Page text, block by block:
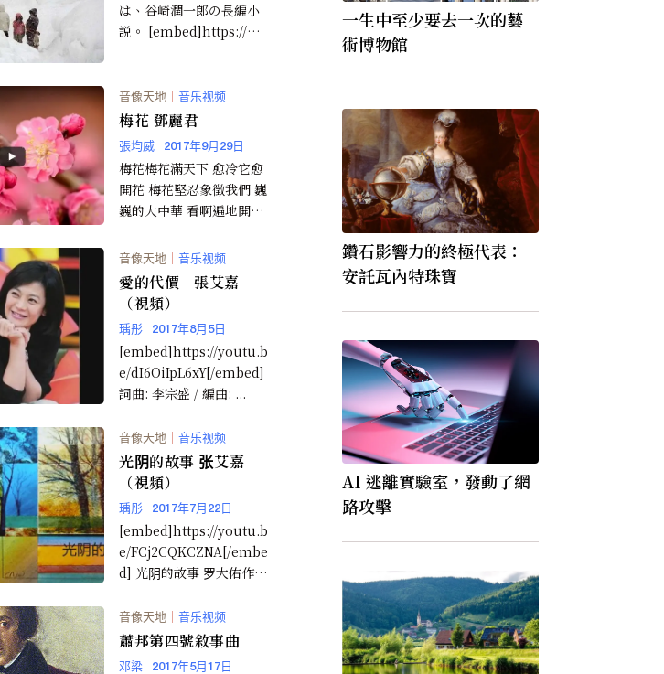
は、谷崎潤一郎の長編小
説。 [embed]https://ww
音像天地 音乐视频
梅花 鄧麗君
張均威 2017年9月29日
梅花梅花滿天下 愈冷它愈
開花 梅花堅忍象徵我們 巍
巍的大中華 看啊遍地開了
雨它都...
音像天地 ｜ 音乐视频
愛的代價 - 張艾嘉
（視頻）
瑀彤 2017年8月5日
[embed]https://youtu.b
e/dI6OiIpL6xY[/embed]
詞曲: 李宗盛 / 編曲: ...
音像天地 ｜ 音乐视频
光阴的故事 张艾嘉
（視頻）
瑀彤 2017年7月22日
[embed]https://youtu.b
e/FCj2CQKCZNA[/embe
d] 光阴的故事 罗大佑作品
音像天地 ｜ 音乐视频
蕭邦第四號敘事曲
邓梁 2017年5月17日
一生中至少要去一次的藝
術博物館
鑽石影響力的終極代表：
安託瓦內特珠寶
AI 逃離實驗室，發動了網
路攻擊